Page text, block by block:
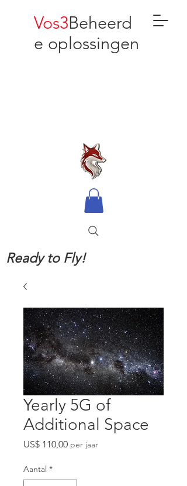
Vos3Beheerd
e oplossingen
Ready to Fly!
Yearly 5G of
Additional Space
US$ 110,00Prijs
per jaar
Aantal *